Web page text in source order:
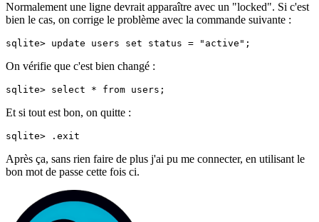
Normalement une ligne devrait apparaître avec un "locked". Si c'est
bien le cas, on corrige le problème avec la commande suivante :
On vérifie que c'est bien changé :
Et si tout est bon, on quitte :
Après ça, sans rien faire de plus j'ai pu me connecter, en utilisant le
bon mot de passe cette fois ci.